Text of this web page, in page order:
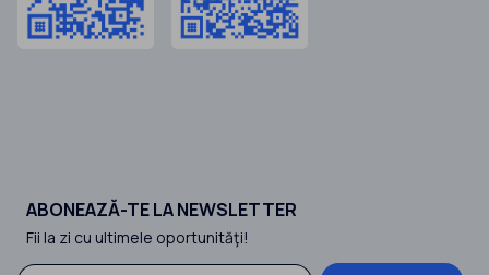
ABONEAZĂ-TE LA NEWSLETTER
Fii la zi cu ultimele oportunităţi!